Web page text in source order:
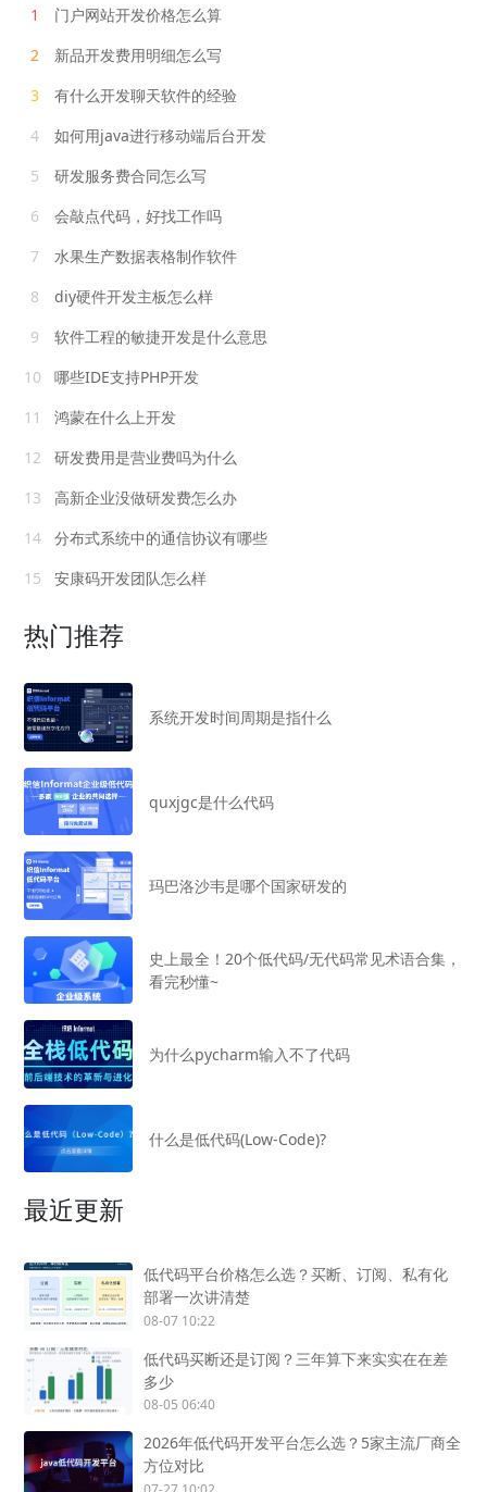
1
门户网站开发价格怎么算
2
新品开发费用明细怎么写
3
有什么开发聊天软件的经验
4
如何用java进行移动端后台开发
5
研发服务费合同怎么写
6
会敲点代码，好找工作吗
7
水果生产数据表格制作软件
8
diy硬件开发主板怎么样
9
软件工程的敏捷开发是什么意思
10
哪些IDE支持PHP开发
11
鸿蒙在什么上开发
12
研发费用是营业费吗为什么
13
高新企业没做研发费怎么办
14
分布式系统中的通信协议有哪些
15
安康码开发团队怎么样
热门推荐
系统开发时间周期是指什么
quxjgc是什么代码
玛巴洛沙韦是哪个国家研发的
史上最全！20个低代码/无代码常见术语合集，
看完秒懂~
为什么pycharm输入不了代码
什么是低代码(Low-Code)?
最近更新
低代码平台价格怎么选？买断、订阅、私有化
部署一次讲清楚
08-07 10:22
低代码买断还是订阅？三年算下来实实在在差
多少
08-05 06:40
2026年低代码开发平台怎么选？5家主流厂商全
方位对比